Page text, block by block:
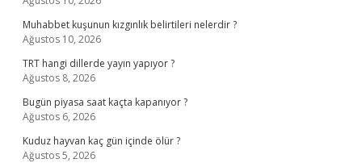
Muhabbet kuşunun kızgınlık belirtileri nelerdir ?
Ağustos 10, 2026
TRT hangi dillerde yayın yapıyor ?
Ağustos 8, 2026
Bugün piyasa saat kaçta kapanıyor ?
Ağustos 6, 2026
Kuduz hayvan kaç gün içinde ölür ?
Ağustos 5, 2026